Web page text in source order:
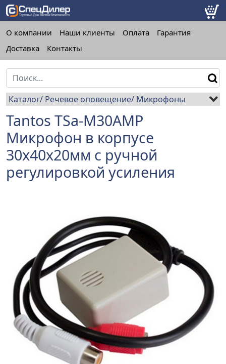
О компании Наши клиенты Оплата
Гарантия
Доставка
Контакты
Каталог Речевое оповещение Микрофоны
Tantos TSa-M30AMP
Микрофон в корпусе
30х40х20мм с ручной
регулировкой усиления